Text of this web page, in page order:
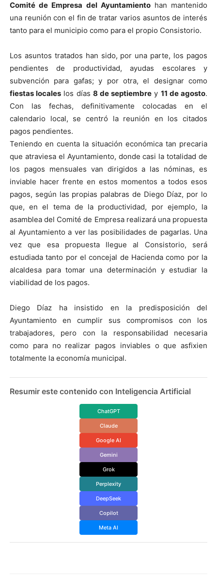
Comité de Empresa del Ayuntamientohan mantenido
una reunión con el fin de tratar varios asuntos de interés
tanto para el municipio como para el propio Consistorio.
Los asuntos tratados han sido, por una parte, los pagos
pendientes de productividad, ayudas escolares y
subvención para gafas; y por otra, el designar como
fiestas locales los días 8 de septiembre y 11 de agosto.
Con las fechas, definitivamente colocadas en el
calendario local, se centró la reunión en los citados
pagos pendientes.
Teniendo en cuenta la situación económica tan precaria
que atraviesa el Ayuntamiento, donde casi la totalidad de
los pagos mensuales van dirigidos a las nóminas, es
inviable hacer frente en estos momentos a todos esos
pagos, según las propias palabras de Diego Díaz, por lo
que, en el tema de la productividad, por ejemplo, la
asamblea del Comité de Empresa realizará una propuesta
al Ayuntamiento a ver las posibilidades de pagarlas. Una
vez que esa propuesta llegue al Consistorio, será
estudiada tanto por el concejal de Hacienda como por la
alcaldesa para tomar una determinación y estudiar la
viabilidad de los pagos.
Diego Díaz ha insistido en la predisposición del
Ayuntamiento en cumplir sus compromisos con los
trabajadores, pero con la responsabilidad necesaria
como para no realizar pagos inviables o que asfixien
totalmente la economía municipal.
Resumir este contenido con Inteligencia Artificial
ChatGPT
Claude
Google AI
Gemini
Grok
Perplexity
DeepSeek
Copilot
Meta AI